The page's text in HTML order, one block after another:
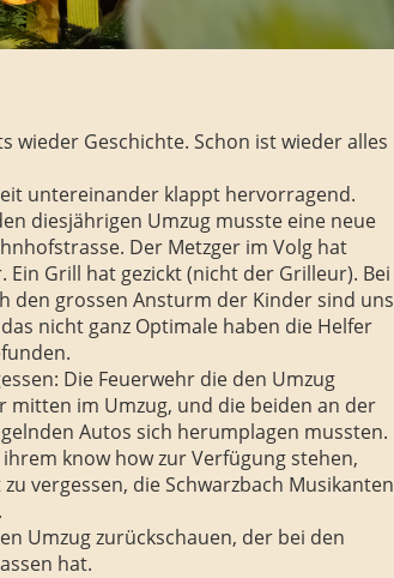
wieder Geschichte. Schon ist wieder alles
untereinander klappt hervorragend.
diesjährigen Umzug musste eine neue
Der Metzger im Volg hat
Grill hat gezickt (nicht der Grilleur). Bei
den grossen Ansturm der Kinder sind uns
nicht ganz Optimale haben die Helfer
Die Feuerwehr die den Umzug
im Umzug, und die beiden an der
Autos sich herumplagen mussten.
know how zur Verfügung stehen,
vergessen, die Schwarzbach Musikanten
Umzug zurückschauen, der bei den
hat.